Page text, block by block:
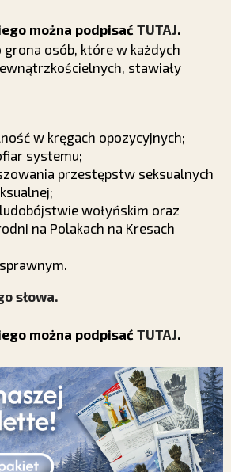
można podpisaćTUTAJ.
grona osób, które w każdych
stawiały
w kręgach opozycyjnych;
systemu;
przestępstw seksualnych
wołyńskim oraz
na Polakach na Kresach
słowa.
można podpisaćTUTAJ.